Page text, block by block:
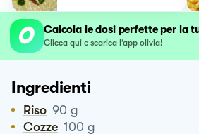
Calcola le dosi perfette per la
Clicca qui e scarica l’app olivia!
Ingredienti
Riso 90 g
Cozze 100 g